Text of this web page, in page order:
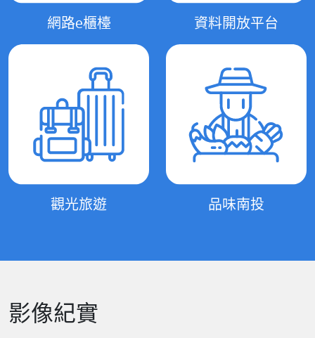
網路e櫃檯 資料開放平台
觀光旅遊 品味南投
影像紀實